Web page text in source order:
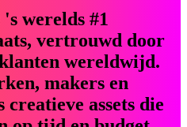
werelds #1
vertrouwd door
wereldwijd.
makers en
assets die